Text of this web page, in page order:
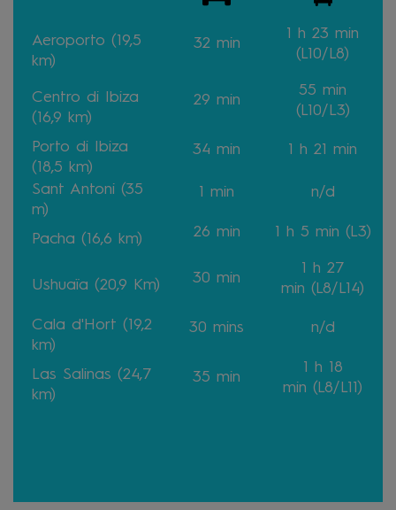
Aeroporto (19,5
km)
32 min
1 h 23 min
(L10/L8)
Centro di Ibiza
(16,9 km)
29 min
55 min
(L10/L3)
Porto di Ibiza
(18,5 km)
34 min 1 h 21 min
Sant Antoni (35
m)
1 min n/d
Pacha (16,6 km) 26 min 1 h 5 min (L3)
Ushuaïa (20,9 Km) 30 min
1 h 27
min (L8/L14)
Cala d'Hort (19,2
km)
30 mins n/d
Las Salinas (24,7
km)
35 min
1 h 18
min (L8/L11)